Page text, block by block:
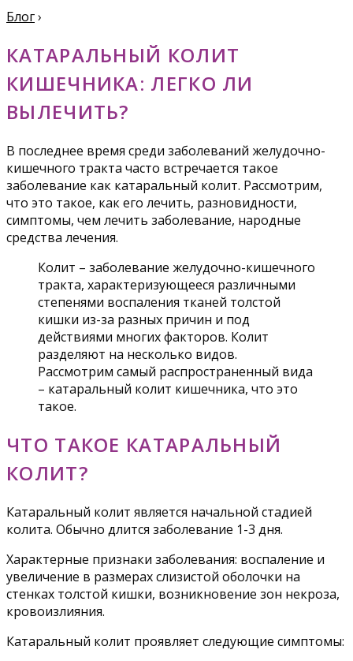
Блог›
КАТАРАЛЬНЫЙ КОЛИТ
КИШЕЧНИКА: ЛЕГКО ЛИ
ВЫЛЕЧИТЬ?
В последнее время среди заболеваний желудочно-
кишечного тракта часто встречается такое
заболевание как катаральный колит. Рассмотрим,
что это такое, как его лечить, разновидности,
симптомы, чем лечить заболевание, народные
средства лечения.
Колит – заболевание желудочно-кишечного
тракта, характеризующееся различными
степенями воспаления тканей толстой
кишки из-за разных причин и под
действиями многих факторов. Колит
разделяют на несколько видов.
Рассмотрим самый распространенный вида
– катаральный колит кишечника, что это
такое.
ЧТО ТАКОЕ КАТАРАЛЬНЫЙ
КОЛИТ?
Катаральный колит является начальной стадией
колита. Обычно длится заболевание 1-3 дня.
Характерные признаки заболевания: воспаление и
увеличение в размерах слизистой оболочки на
стенках толстой кишки, возникновение зон некроза,
кровоизлияния.
Катаральный колит проявляет следующие симптомы: